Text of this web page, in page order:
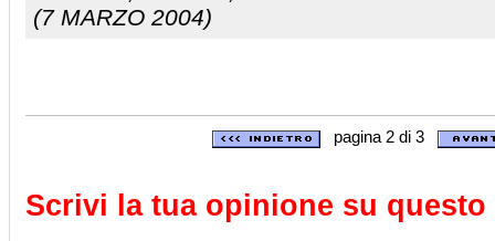
(7 MARZO 2004)
pagina 2 di 3
Scrivi la tua opinione su